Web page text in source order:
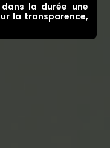
la durée une
la transparence,